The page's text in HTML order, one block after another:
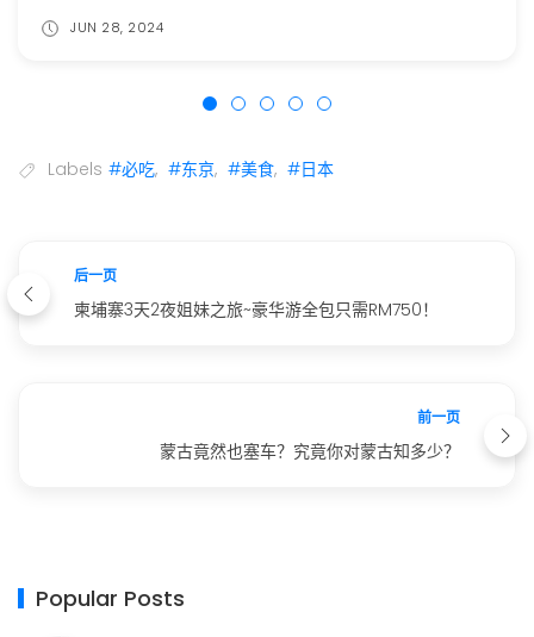
MAY 12, 2024
Labels #必吃, #东京, #美食, #日本
后一页
柬埔寨3天2夜姐妹之旅~豪华游全包只需RM750！
前一页
蒙古竟然也塞车？究竟你对蒙古知多少？
Popular Posts